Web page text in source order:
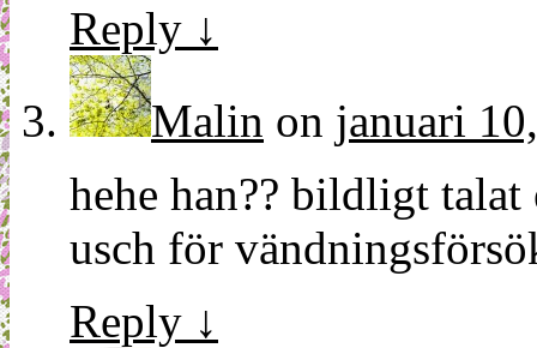
Reply ↓
Malin on januari
hehe han?? bildligt
usch för
Reply ↓